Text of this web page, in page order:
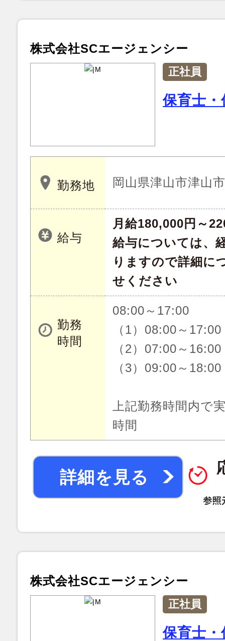
株式会社SCエージェンシー
正社員
保育士
勤務地 岡山県津山市津山
給与
月給180,000円～
給与については、
りますので詳細に
せください
勤務
時間
08:00～17:00
（1）08:00～17:00
（2）07:00～16:00
（3）09:00～18:00
上記勤務時間内で
時間
詳細を見る
株式会社SCエージェンシー
正社員
保育士